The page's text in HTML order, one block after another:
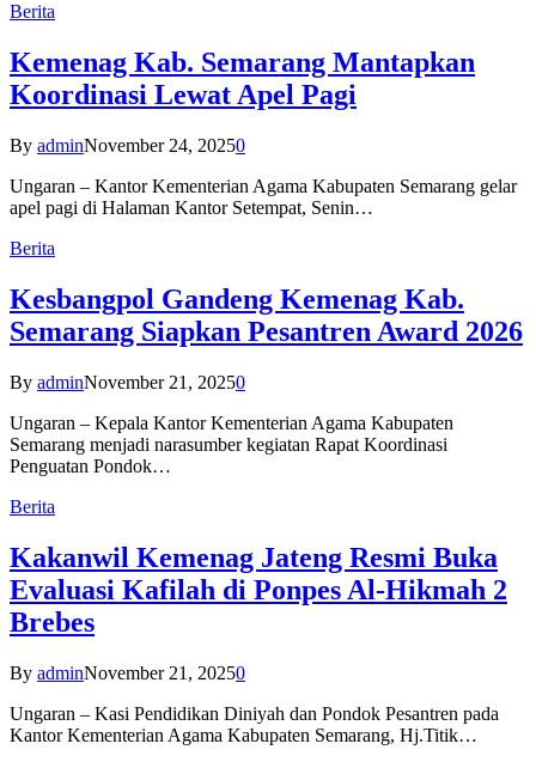
Berita
Kemenag Kab. Semarang Mantapkan
Koordinasi Lewat Apel Pagi
By adminNovember 24, 20250
Ungaran – Kantor Kementerian Agama Kabupaten Semarang gelar
apel pagi di Halaman Kantor Setempat, Senin…
Berita
Kesbangpol Gandeng Kemenag Kab.
Semarang Siapkan Pesantren Award 2026
By adminNovember 21, 20250
Ungaran – Kepala Kantor Kementerian Agama Kabupaten
Semarang menjadi narasumber kegiatan Rapat Koordinasi
Penguatan Pondok…
Berita
Kakanwil Kemenag Jateng Resmi Buka
Evaluasi Kafilah di Ponpes Al-Hikmah 2
Brebes
By adminNovember 21, 20250
Ungaran – Kasi Pendidikan Diniyah dan Pondok Pesantren pada
Kantor Kementerian Agama Kabupaten Semarang, Hj.Titik…